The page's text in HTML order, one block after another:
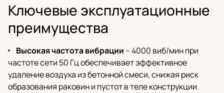
Ключевые эксплуатационные
преимущества
Высокая частота вибрации – 4000 виб/мин при
частоте сети 50 Гц обеспечивает эффективное
удаление воздуха из бетонной смеси, снижая риск
образования раковин и пустот в теле конструкции.